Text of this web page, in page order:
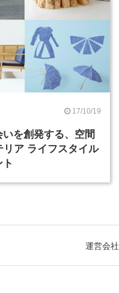
17/10/19
いを創発する、空間
リア ライフスタイル
運営会社